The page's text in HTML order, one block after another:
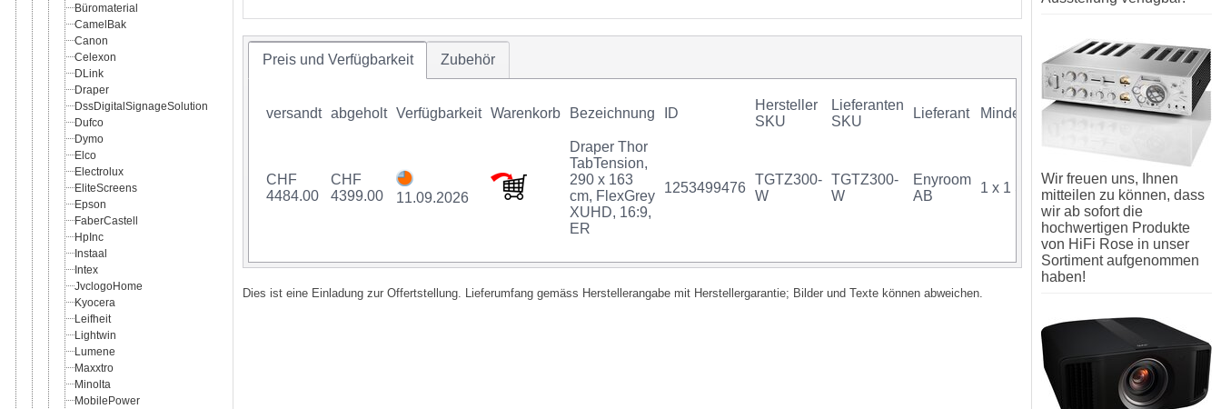
Büromaterial
CamelBak
Canon
Celexon
DLink
Draper
DssDigitalSignageSolution
Dufco
Dymo
Elco
Electrolux
EliteScreens
Epson
FaberCastell
HpInc
Instaal
Intex
JvclogoHome
Kyocera
Leifheit
Lightwin
Lumene
Maxxtro
Minolta
MobilePower
Preis und Verfügbarkeit Zubehör
versandt abgeholt Verfügbarkeit Warenkorb Bezeichnung ID
Hersteller
SKU
Lieferanten
SKU
Lieferant Mindestkauf GTIN Garantie
CHF
4484.00
CHF
4399.00
11.09.2026
Draper Thor
TabTension,
290 x 163
cm, FlexGrey
XUHD, 16:9,
ER
1253499476
TGTZ300-
W
TGTZ300-
W
Enyroom
AB
1 x 1 Stück
Dies ist eine Einladung zur Offertstellung. Lieferumfang gemäss Herstellerangabe mit Herstellergarantie; Bilder und Texte können abweichen.
Wir freuen uns, Ihnen
mitteilen zu können, dass
wir ab sofort die
hochwertigen Produkte
von HiFi Rose in unser
Sortiment aufgenommen
haben!